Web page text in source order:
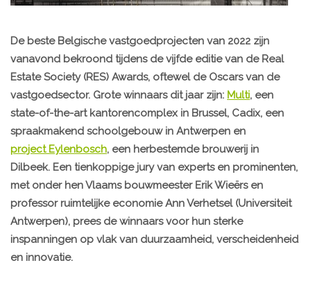
De beste Belgische vastgoedprojecten van 2022 zijn
vanavond bekroond tijdens de vijfde editie van de Real
Estate Society (RES) Awards, oftewel de Oscars van de
vastgoedsector. Grote winnaars dit jaar zijn: Multi, een
state-of-the-art kantorencomplex in Brussel, Cadix, een
spraakmakend schoolgebouw in Antwerpen en
project Eylenbosch, een herbestemde brouwerij in
Dilbeek. Een tienkoppige jury van experts en prominenten,
met onder hen Vlaams bouwmeester Erik Wieërs en
professor ruimtelijke economie Ann Verhetsel (Universiteit
Antwerpen), prees de winnaars voor hun sterke
inspanningen op vlak van duurzaamheid, verscheidenheid
en innovatie.